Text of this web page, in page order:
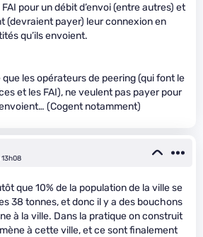
pour un débit d’envoi (entre autres) et
(devraient payer) leur connexion en
qu’ils envoient.
que les opérateurs de peering (qui font le
et les FAI), ne veulent pas payer pour
(Cogent notamment)
que 10% de la population de la ville se
38 tonnes, et donc il y a des bouchons
à la ville. Dans la pratique on construit
à cette ville, et ce sont finalement